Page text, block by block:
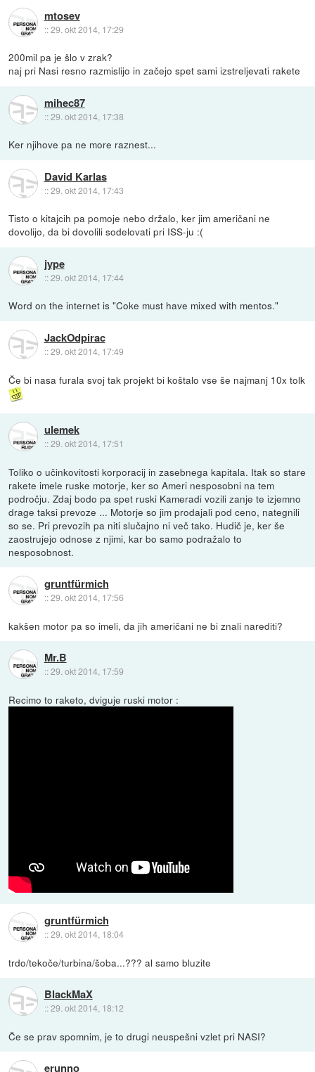
mtosev
::29. okt 2014, 17:29
200mil pa je šlo v zrak?
naj pri Nasi resno razmislijo in začejo spet sami izstreljevati rakete
mihec87
::29. okt 2014, 17:38
Ker njihove pa ne more raznest...
David Karlas
::29. okt 2014, 17:43
Tisto o kitajcih pa pomoje nebo držalo, ker jim američani ne
dovolijo, da bi dovolili sodelovati pri ISS-ju :(
jype
::29. okt 2014, 17:44
Word on the internet is "Coke must have mixed with mentos."
JackOdpirac
::29. okt 2014, 17:49
Če bi nasa furala svoj tak projekt bi koštalo vse še najmanj 10x tolk
ulemek
::29. okt 2014, 17:51
Toliko o učinkovitosti korporacij in zasebnega kapitala. Itak so stare
rakete imele ruske motorje, ker so Ameri nesposobni na tem
področju. Zdaj bodo pa spet ruski Kameradi vozili zanje te izjemno
drage taksi prevoze ... Motorje so jim prodajali pod ceno, nategnili
so se. Pri prevozih pa niti slučajno ni več tako. Hudič je, ker še
zaostrujejo odnose z njimi, kar bo samo podražalo to
nesposobnost.
gruntfürmich
::29. okt 2014, 17:56
kakšen motor pa so imeli, da jih američani ne bi znali narediti?
Mr.B
::29. okt 2014, 17:59
Recimo to raketo, dviguje ruski motor :
gruntfürmich
::29. okt 2014, 18:04
trdo/tekoče/turbina/šoba...??? al samo bluzite
BlackMaX
::29. okt 2014, 18:12
Če se prav spomnim, je to drugi neuspešni vzlet pri NASI?
erunno